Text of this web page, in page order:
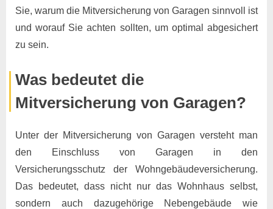
Sie, warum die Mitversicherung von Garagen sinnvoll ist
und worauf Sie achten sollten, um optimal abgesichert
zu sein.
Was bedeutet die
Mitversicherung von Garagen?
Unter der Mitversicherung von Garagen versteht man
den Einschluss von Garagen in den
Versicherungsschutz der Wohngebäudeversicherung.
Das bedeutet, dass nicht nur das Wohnhaus selbst,
sondern auch dazugehörige Nebengebäude wie